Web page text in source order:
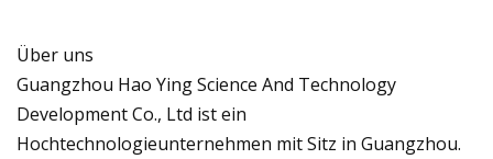
Über uns
Guangzhou Hao Ying Science And Technology
Development Co., Ltd ist ein
Hochtechnologieunternehmen mit Sitz in Guangzhou.